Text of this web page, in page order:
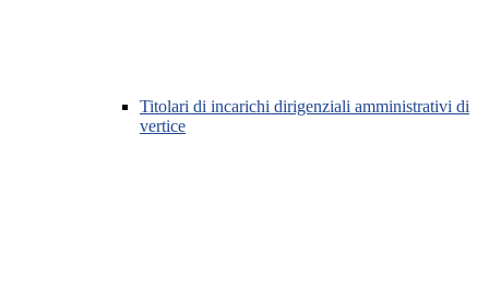
Titolari di incarichi dirigenziali amministrativi di
vertice